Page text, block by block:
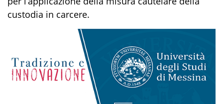
custodia in carcere.